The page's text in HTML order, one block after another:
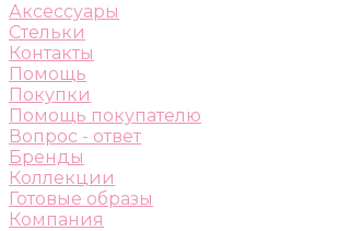
Аксессуары
Стельки
Контакты
Помощь
Покупки
Помощь покупателю
Вопрос - ответ
Бренды
Коллекции
Готовые образы
Компания